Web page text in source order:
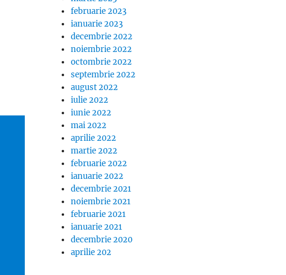
februarie 2023
ianuarie 2023
decembrie 2022
noiembrie 2022
octombrie 2022
septembrie 2022
august 2022
iulie 2022
iunie 2022
mai 2022
aprilie 2022
martie 2022
februarie 2022
ianuarie 2022
decembrie 2021
noiembrie 2021
februarie 2021
ianuarie 2021
decembrie 2020
aprilie 202